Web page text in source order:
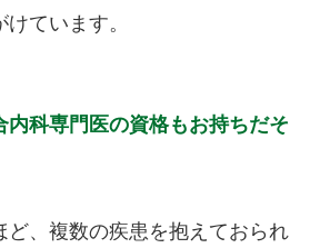
ています。
内科専門医の資格もお持ちだそ
ど、複数の疾患を抱えておられ